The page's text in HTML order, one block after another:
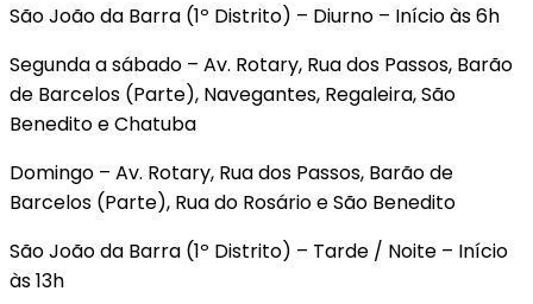
São João da Barra (1º Distrito) – Diurno – Início às 6h
Segunda a sábado – Av. Rotary, Rua dos Passos, Barão
de Barcelos (Parte), Navegantes, Regaleira, São
Benedito e Chatuba
Domingo – Av. Rotary, Rua dos Passos, Barão de
Barcelos (Parte), Rua do Rosário e São Benedito
São João da Barra (1º Distrito) – Tarde / Noite – Início
às 13h